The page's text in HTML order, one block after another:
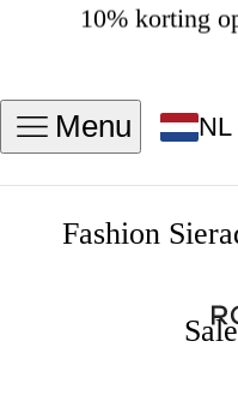
4.8
Menu NL
Fashion
Sale
Gifting